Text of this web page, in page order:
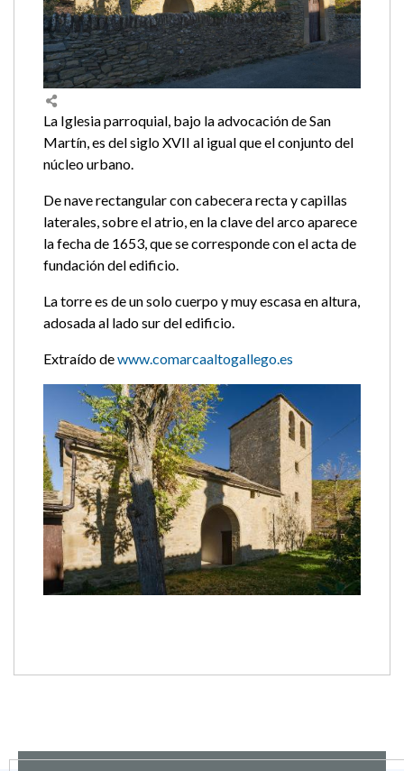
La Iglesia parroquial, bajo la advocación de San
Martín, es del siglo XVII al igual que el conjunto del
núcleo urbano.
De nave rectangular con cabecera recta y capillas
laterales, sobre el atrio, en la clave del arco aparece
la fecha de 1653, que se corresponde con el acta de
fundación del edificio.
La torre es de un solo cuerpo y muy escasa en altura,
adosada al lado sur del edificio.
Extraído dewww.comarcaaltogallego.es